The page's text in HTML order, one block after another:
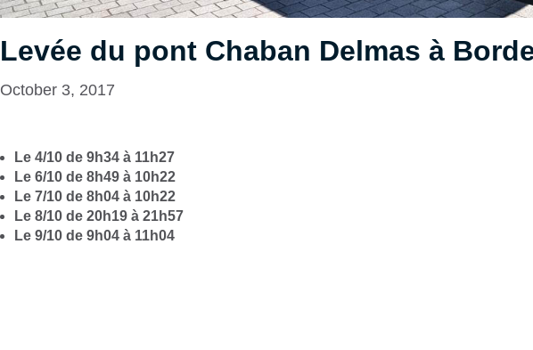
Levée du pont Chaban Delmas à
October 3, 2017
Le 4/10 de 9h34 à 11h27
Le 6/10 de 8h49 à 10h22
Le 7/10 de 8h04 à 10h22
Le 8/10 de 20h19 à 21h57
Le 9/10 de 9h04 à 11h04